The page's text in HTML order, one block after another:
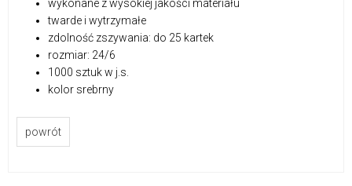
wykonane z wysokiej jakości materiału
twarde i wytrzymałe
zdolność zszywania: do 25 kartek
rozmiar: 24/6
1000 sztuk w j.s.
kolor srebrny
powrót